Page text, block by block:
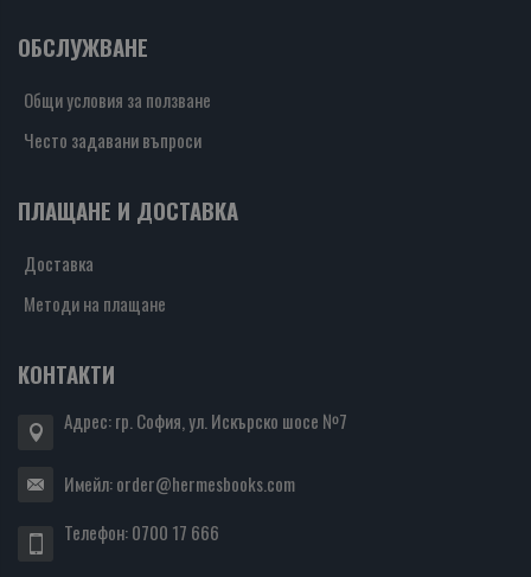
ОБСЛУЖВАНЕ
Общи условия за ползване
Често задавани въпроси
ПЛАЩАНЕ И ДОСТАВКА
Доставка
Методи на плащане
КОНТАКТИ
Адрес: гр. София, ул. Искърско шосе №7
Имейл:order@hermesbooks.com
Телефон:0700 17 666